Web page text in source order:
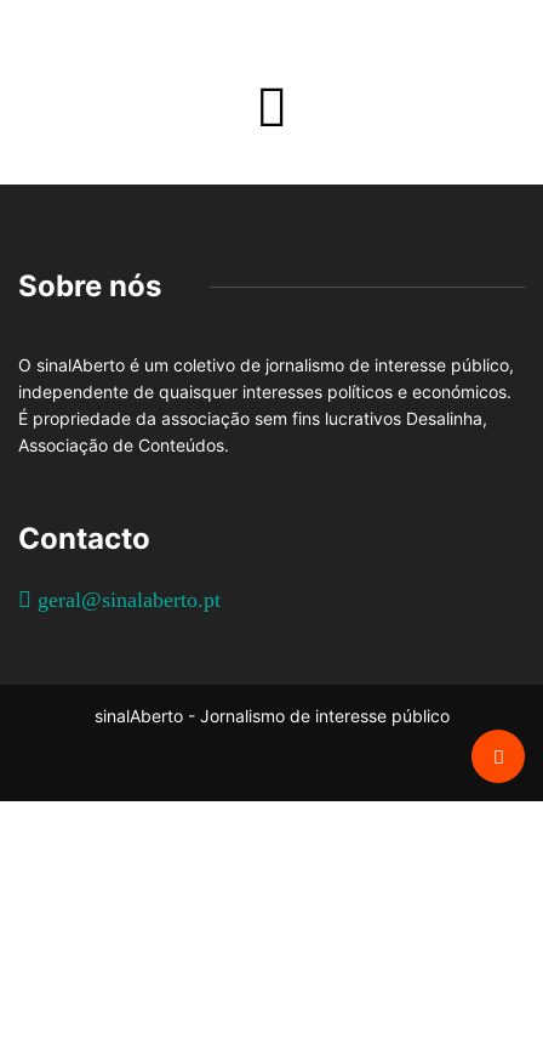
Sobre nós
O sinalAberto é um coletivo de jornalismo de interesse público,
independente de quaisquer interesses políticos e económicos.
É propriedade da associação sem fins lucrativos Desalinha,
Associação de Conteúdos.
Contacto
geral@sinalaberto.pt
sinalAberto - Jornalismo de interesse público